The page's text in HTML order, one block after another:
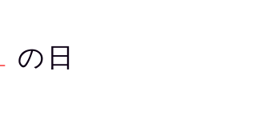
の日